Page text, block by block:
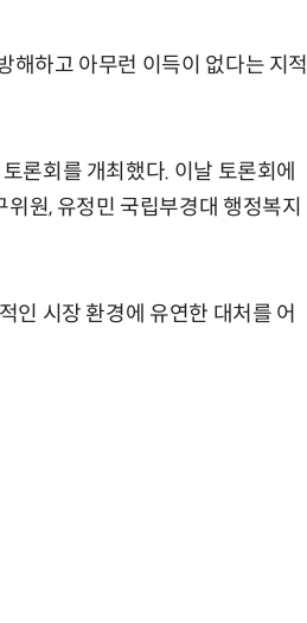
해하고 아무런 이득이 없다는 지적
론회를 개최했다. 이날 토론회에
원, 유정민 국립부경대 행정복지
인 시장 환경에 유연한 대처를 어